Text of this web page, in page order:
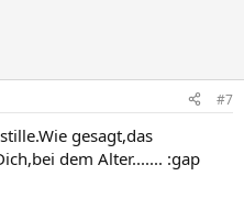
#7
gesagt,das
dem Alter....... :gap